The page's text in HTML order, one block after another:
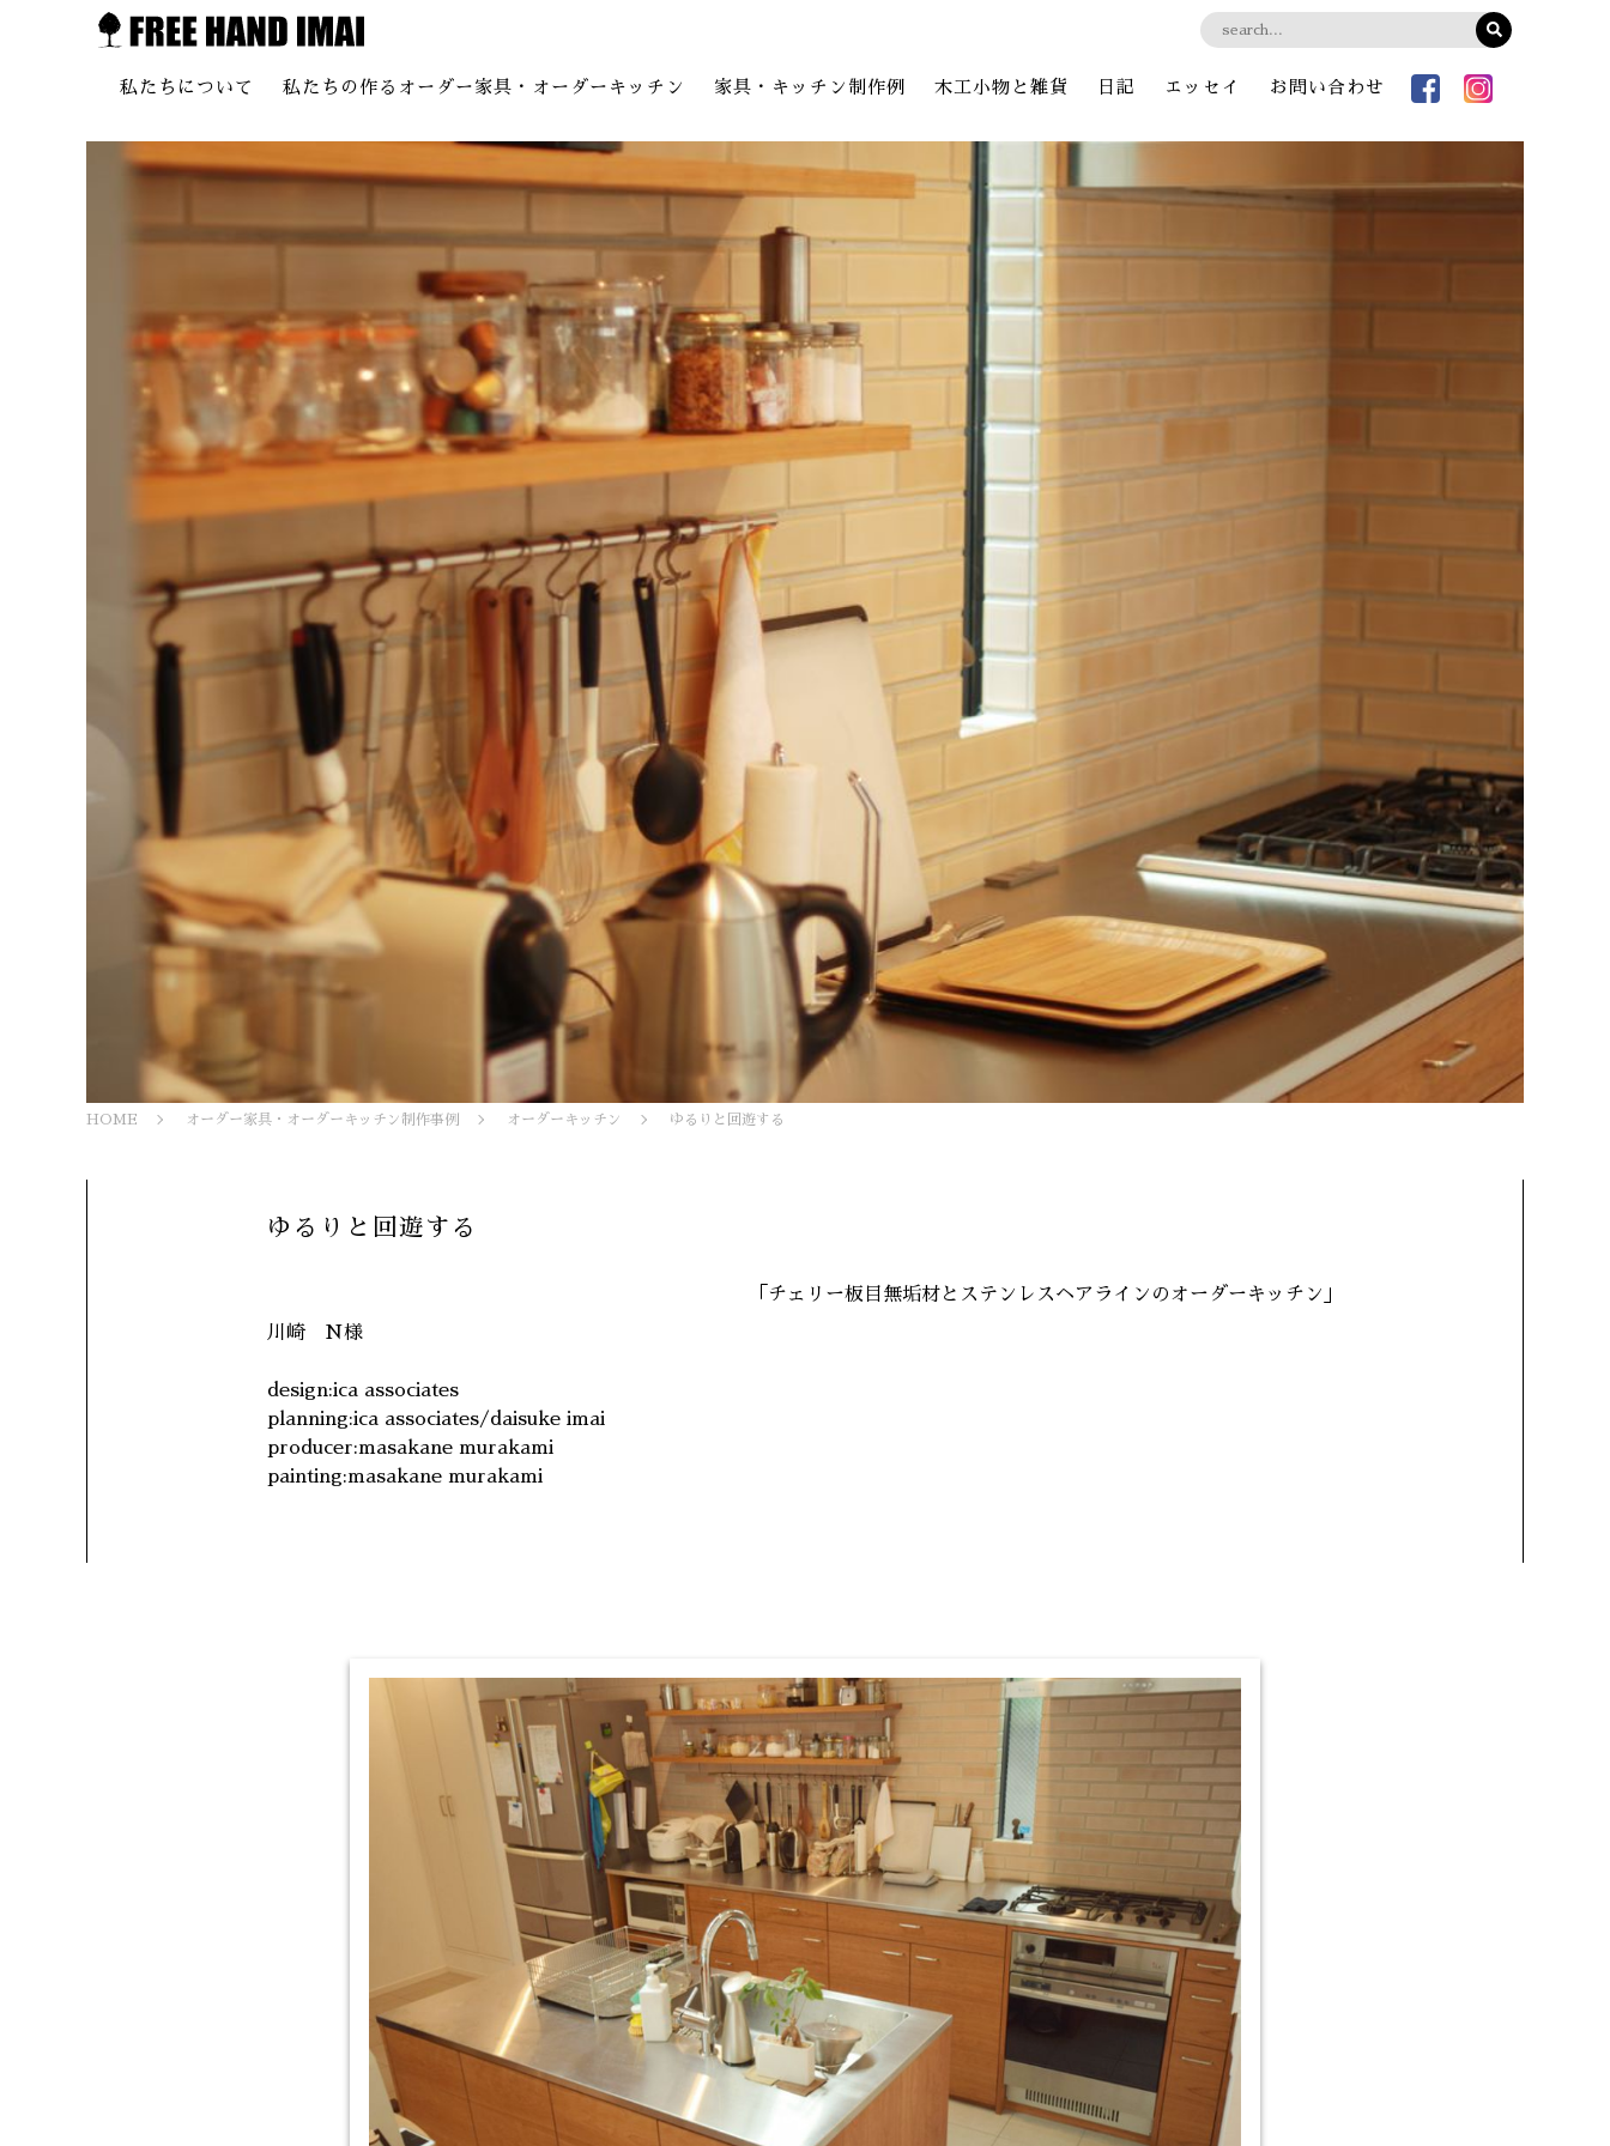
私たちについて 私たちの作るオーダー家具・オーダーキッチン 家具・キッチン制作例 木工小物と雑貨 日記 エッセイ お問い合わせ
HOME オーダー家具・オーダーキッチン制作事例 オーダーキッチン ゆるりと回遊する
ゆるりと回遊する
「チェリー板目無垢材とステンレスヘアラインのオーダーキッチン」
川崎 N様
design:ica associates
planning:ica associates/daisuke imai
producer:masakane murakami
painting:masakane murakami